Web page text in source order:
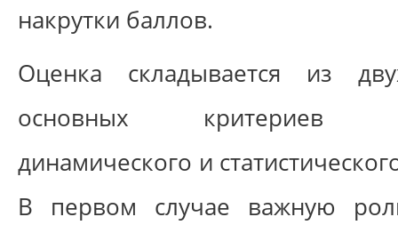
накрутки баллов.
Оценка складывается из
основных критериев
динамического и
В первом случае важную